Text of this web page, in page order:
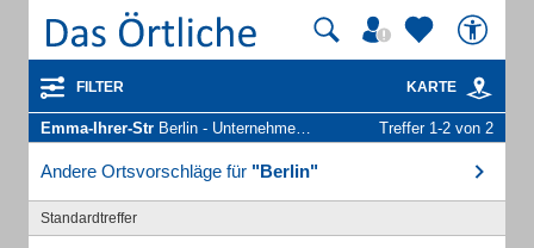
FILTER KARTE
Emma-Ihrer-Str Berlin - Unternehmen und Personen Treffer 1-2 von 2
Andere Ortsvorschläge für "Berlin"
Standardtreffer